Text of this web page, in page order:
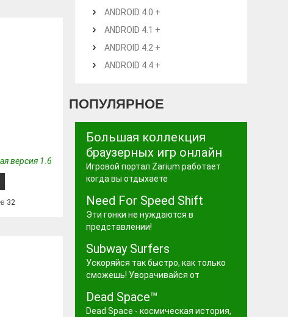
версия 1.6
32
ANDROID 4.0 +
ANDROID 4.1 +
ANDROID 4.2 +
ANDROID 4.4 +
ПОПУЛЯРНОЕ
Большая коллекция
браузерных игр онлайн
Игровой портал Zarium работает
когда вы отдыхаете
Need For Speed Shift
Эти гонки не нуждаются в
представлении!
Subway Surfers
Ускоряйся так быстро, как только
сможешь! Уворачивайся от
Dead Space™
Dead Space - космическая история,